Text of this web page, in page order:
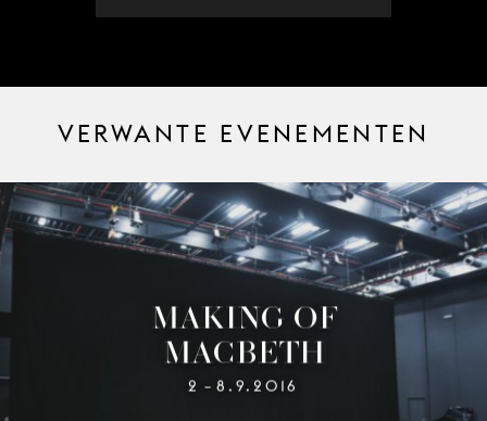
VERWANTE EVENEMENTEN
MAKING OF
MACBETH
2 –8.9.2016